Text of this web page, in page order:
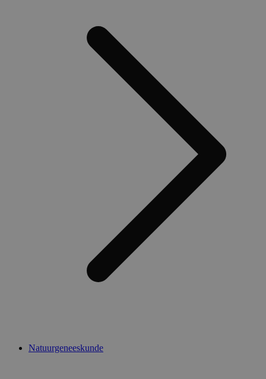
Natuurgeneeskunde